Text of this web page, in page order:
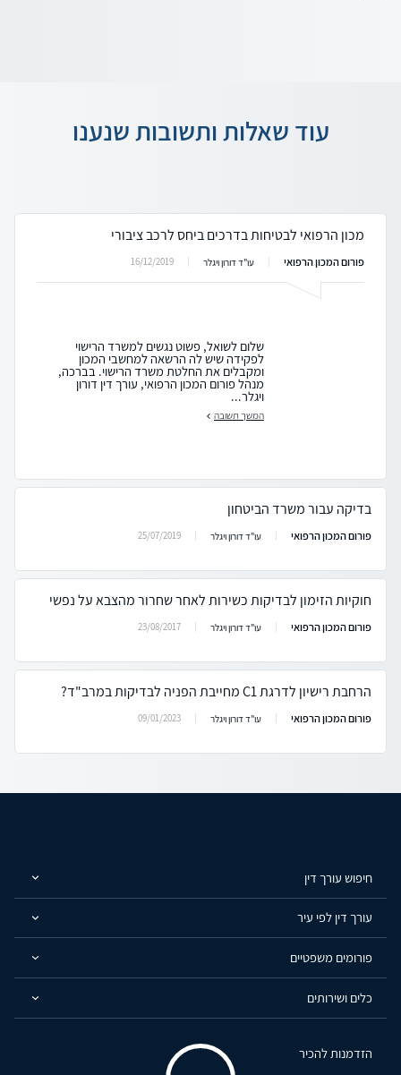
עוד שאלות ותשובות שנענו
מכון הרפואי לבטיחות בדרכים ביחס לרכב ציבורי
פורום המכון הרפואי עו"ד דורון ויגלר 16/12/2019
שלום לשואל, פשוט נגשים למשרד הרישוי
לפקידה שיש לה הרשאה למחשבי המכון
ומקבלים את החלטת משרד הרישוי. בברכה,
מנהל פורום המכון הרפואי, עורך דין דורון
ויגלר...
המשך תשובה
בדיקה עבור משרד הביטחון
פורום המכון הרפואי עו"ד דורון ויגלר 25/07/2019
חוקיות הזימון לבדיקות כשירות לאחר שחרור מהצבא על נפשי
פורום המכון הרפואי עו"ד דורון ויגלר 23/08/2017
הרחבת רישיון לדרגת C1 מחייבת הפניה לבדיקות במרב"ד?
פורום המכון הרפואי עו"ד דורון ויגלר 09/01/2023
חיפוש עורך דין
עורך דין לפי עיר
פורומים משפטיים
כלים ושירותים
הזדמנות להכיר